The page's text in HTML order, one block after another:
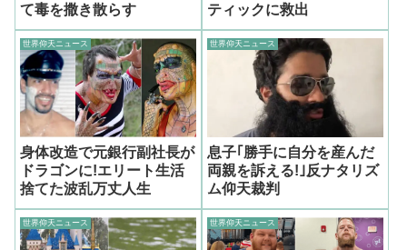
て毒を撒き散らす
ティックに救出
世界仰天ニュース
身体改造で元銀行副社長が
ドラゴンに!エリート生活
捨てた波乱万丈人生
世界仰天ニュース
息子｢勝手に自分を産んだ
両親を訴える!｣反ナタリズ
ム仰天裁判
世界仰天ニュース 世界仰天ニュース